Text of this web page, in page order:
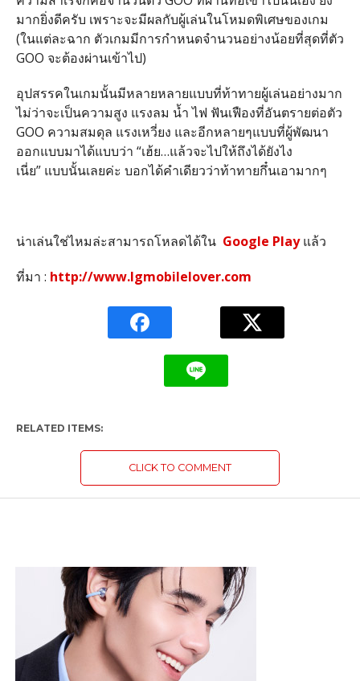
มากยิ่งดีครับ เพราะจะมีผลกับผู้เล่นในโหมดพิเศษของเกม
(ในแต่ละฉาก ตัวเกมมีการกำหนดจำนวนอย่างน้อยที่สุดที่ตัว
GOO จะต้องผ่านเข้าไป)
อุปสรรคในเกมนั้นมีหลายหลายแบบที่ท้าทายผู้เล่นอย่างมาก
ไม่ว่าจะเป็นความสูง แรงลม น้ำ ไฟ ฟันเฟืองที่อันตรายต่อตัว
GOO ความสมดุล แรงเหวี่ยง และอีกหลายๆแบบที่ผู้พัฒนา
ออกแบบมาได้แบบว่า “เฮ้ย…แล้วจะไปให้ถึงได้ยังไง
เนี่ย” แบบนั้นเลยค่ะ บอกได้คำเดียวว่าท้าทายกึ๋นเอามากๆ
น่าเล่นใช่ไหมล่ะสามารถโหลดได้ใน Google Playแล้ว
ที่มา : http://www.lgmobilelover.com
RELATED ITEMS:
CLICK TO COMMENT